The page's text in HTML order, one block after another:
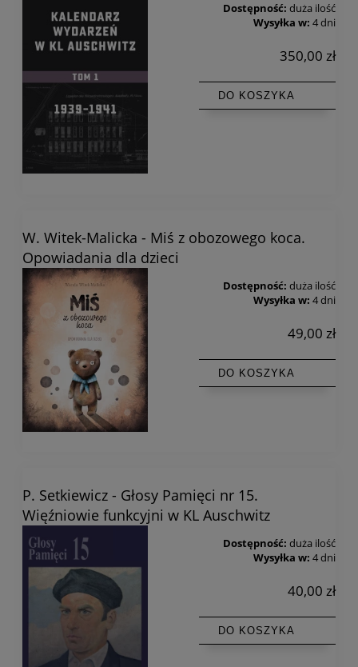
Dostępność: duża ilość
Wysyłka w: 4 dni
350,00 zł
DO KOSZYKA
W. Witek-Malicka - Miś z obozowego koca.
Opowiadania dla dzieci
Dostępność: duża ilość
Wysyłka w: 4 dni
49,00 zł
DO KOSZYKA
P. Setkiewicz - Głosy Pamięci nr 15.
Więźniowie funkcyjni w KL Auschwitz
Dostępność: duża ilość
Wysyłka w: 4 dni
40,00 zł
DO KOSZYKA